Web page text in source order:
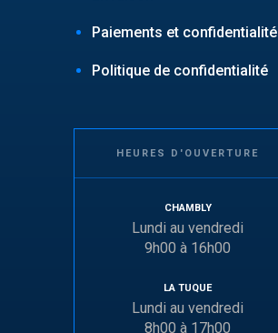
Paiements et confidentialité
Politique de confidentialité
HEURES D'OUVERTURE
CHAMBLY
Lundi au vendredi
9h00 à 16h00
LA TUQUE
Lundi au vendredi
8h00 à 17h00